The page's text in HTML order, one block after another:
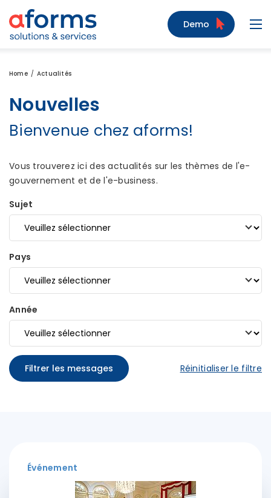
Zum Inhalt
Zum Menü
Zur Suche
Demo
Home Actualités
Nouvelles
Bienvenue chez aforms!
Vous trouverez ici des actualités sur les thèmes de l'e-
gouvernement et de l'e-business.
Sujet
Pays
Année
Filtrer les messages Réinitialiser le filtre
Événement